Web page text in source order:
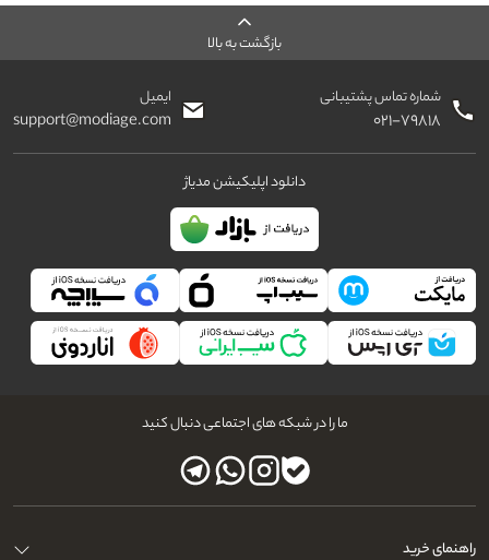
بازگشت به بالا
شماره تماس پشتیبانی
۰۲۱-۷۹۸۱۸
ایمیل
support@modiage.com
دانلود اپلیکیشن مدیاژ
ما را در شبکه های اجتماعی دنبال کنید
راهنمای خرید